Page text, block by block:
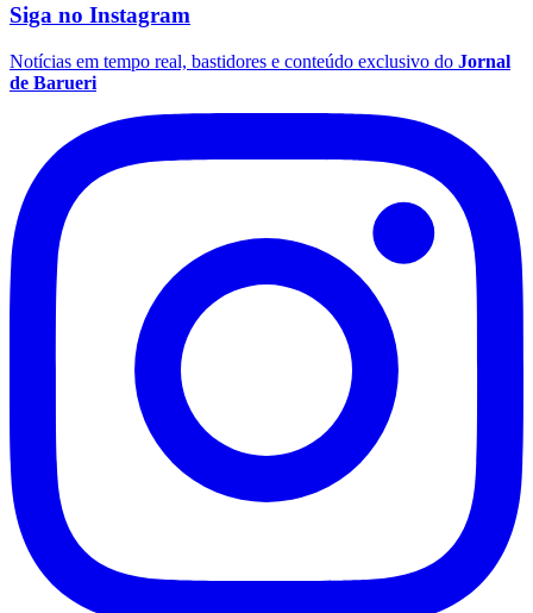
Fluminense
Siga no Instagram
Notícias em tempo real, bastidores e conteúdo exclusivo do Jornal
de Barueri